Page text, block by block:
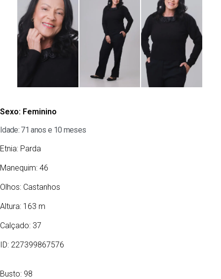
Sexo: Feminino
Idade: 71 anos e 10 meses
Etnia: Parda
Manequim: 46
Olhos: Castanhos
Altura: 163 m
Calçado: 37
ID: 227399867576
Busto: 98